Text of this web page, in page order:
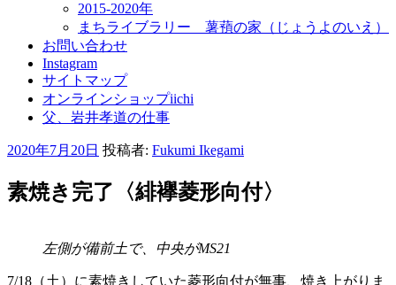
2015-2020年
まちライブラリー 薯蕷の家（じょうよのいえ）
お問い合わせ
Instagram
サイトマップ
オンラインショップiichi
父、岩井孝道の仕事
投
日:
2020年7月20日 投稿者: Fukumi Ikegami
素焼き完了〈緋襷菱形向付〉
左側が備前土で、中央がMS21
7/18（土）に素焼きしていた菱形向付が無事、焼き上がりま